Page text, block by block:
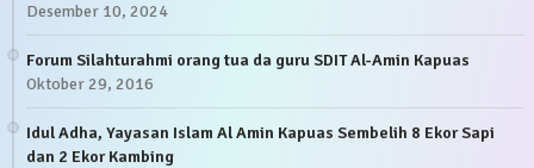
Desember 10, 2024
Forum Silahturahmi orang tua da guru SDIT Al-Amin Kapuas
Oktober 29, 2016
Idul Adha, Yayasan Islam Al Amin Kapuas Sembelih 8 Ekor Sapi
dan 2 Ekor Kambing